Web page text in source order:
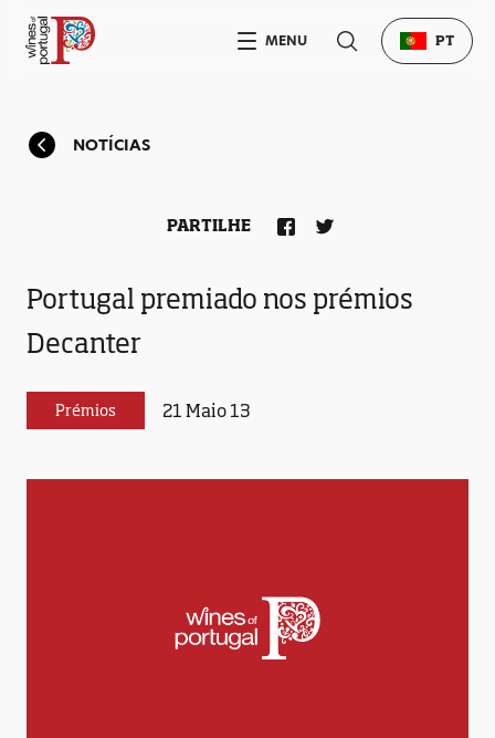
NOTÍCIAS
Portugal premiado nos prémios
Decanter
Prémios 21 Maio 13
PARTILHE
MENU PT